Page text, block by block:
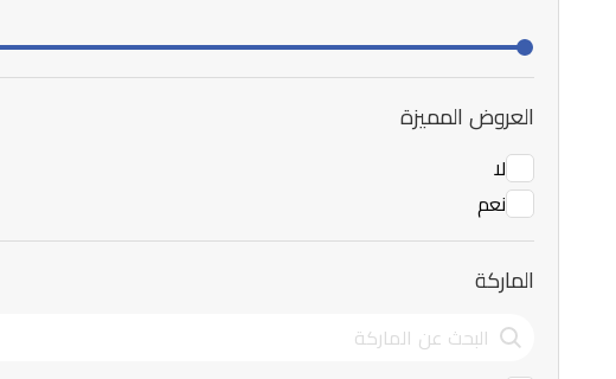
العروض المميزة
لا
نعم
الماركة